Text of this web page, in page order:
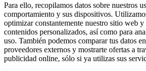
Para ello, recopilamos datos sobre nuestros
comportamiento y sus dispositivos.
optimizar constantemente nuestro sitio web
contenidos personalizados, así como para
uso. También podemos comparar tus datos
proveedores externos y mostrarte ofertas a
publicidad online, sólo si ya utilizas sus